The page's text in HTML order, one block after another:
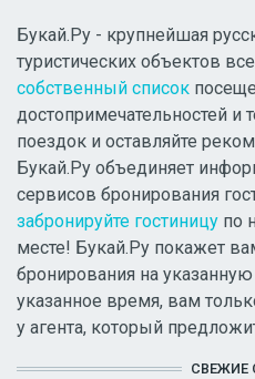
Букай.Ру - крупнейшая
туристических объектов
собственный список
достопримечательностей и
поездок и оставляйте
Букай.Ру объединяет
сервисов бронирования
забронируйте гостиницу по
месте! Букай.Ру покажет
бронирования на
указанное время, вам
у агента, который
СВЕЖИЕ